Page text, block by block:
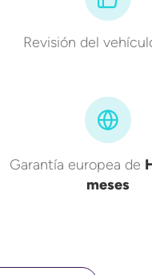
Revisión del
Garantía europea de
meses